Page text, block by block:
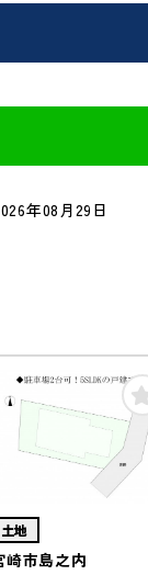
年08月29日
土地
崎市島之内